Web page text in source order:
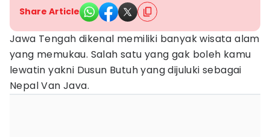
Share Article
Jawa Tengah dikenal memiliki banyak wisata alam
yang memukau. Salah satu yang gak boleh kamu
lewatin yakni Dusun Butuh yang dijuluki sebagai
Nepal Van Java.